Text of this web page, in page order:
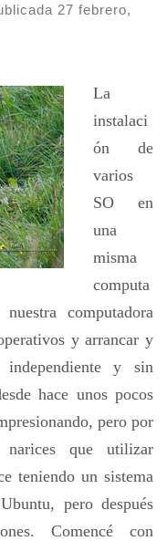
27 febrero,
La
instalaci
ón de
varios
SO en
una
misma
computa
computadora
y arrancar y
y sin
hace unos pocos
pero por
narices que utilizar
teniendo un sistema
pero después
Comencé con